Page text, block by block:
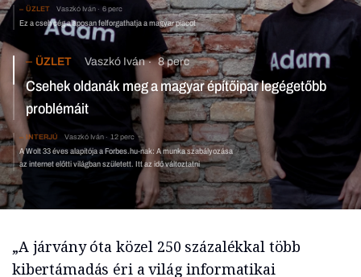
ÜZLET Vaszkó Iván 6 perc
Ez a cseh cég alaposan felforgathatja a magyar piacot
ÜZLET Vaszkó Iván 8 perc
Csehek oldanák meg a magyar építőipar legégetőbb
problémáit
INTERJÚ Vaszkó Iván 12 perc
A Wolt 33 éves alapítója a Forbes.hu-nak: A munka szabályozása
az internet előtti világban született. Itt az idő változtatni
„A járvány óta közel 250 százalékkal több
kibertámadás éri a világ informatikai